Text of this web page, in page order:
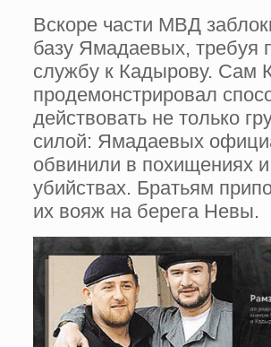
Вскоре части МВД
базу Ямадаевых, требуя
службу к Кадырову. Сам
продемонстрировал
действовать не только
силой: Ямадаевых
обвинили в похищениях и
убийствах. Братьям
их вояж на берега Невы.